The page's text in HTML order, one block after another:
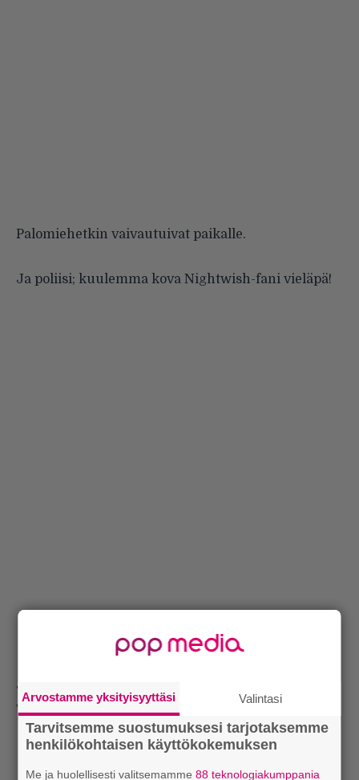
Palomiehetkin vaivautuivat paikalle.
Ja poliisi; kuulemma kova Nightwish-fani vieläpä!
Ja sitten taas mennään…
www.nightwish.com
Arvostamme yksityisyyttäsi Valintasi
Tarvitsemme suostumuksesi tarjotaksemme
henkilökohtaisen käyttökokemuksen
Me ja huolellisesti valitsemamme88 teknologiakumppania